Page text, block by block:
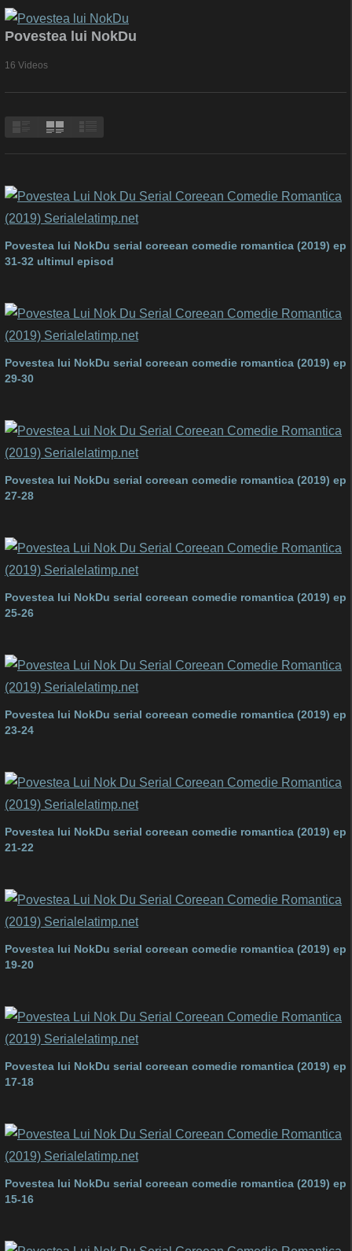
Povestea lui NokDu
16 Videos
Povestea lui NokDu serial coreean comedie romantica (2019) ep
31-32 ultimul episod
Povestea lui NokDu serial coreean comedie romantica (2019) ep
29-30
Povestea lui NokDu serial coreean comedie romantica (2019) ep
27-28
Povestea lui NokDu serial coreean comedie romantica (2019) ep
25-26
Povestea lui NokDu serial coreean comedie romantica (2019) ep
23-24
Povestea lui NokDu serial coreean comedie romantica (2019) ep
21-22
Povestea lui NokDu serial coreean comedie romantica (2019) ep
19-20
Povestea lui NokDu serial coreean comedie romantica (2019) ep
17-18
Povestea lui NokDu serial coreean comedie romantica (2019) ep
15-16